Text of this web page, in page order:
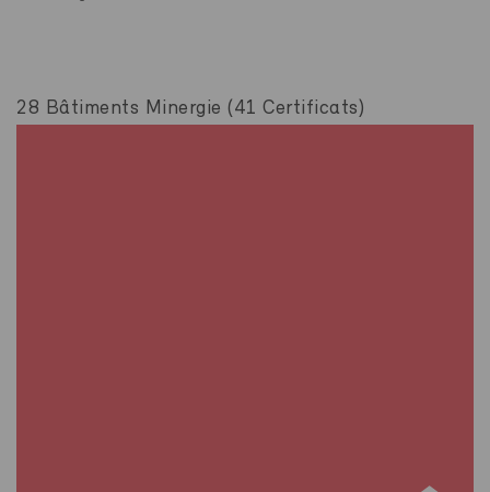
28 Bâtiments Minergie (41 Certificats)